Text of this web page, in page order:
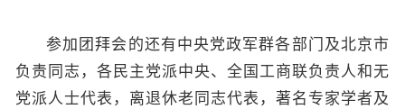
参加团拜会的还有中央党政军群各部门及北京市
负责同志，各民主党派中央、全国工商联负责人和无
党派人士代表，离退休老同志代表，著名专家学者及